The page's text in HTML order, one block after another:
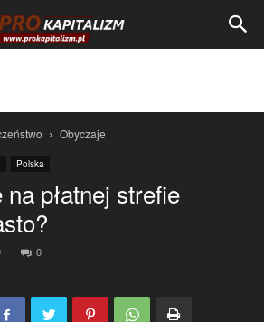
Obyczaje
Polska
płatnej strefie
0